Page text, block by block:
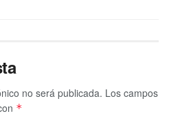
no será publicada. Los campos
*